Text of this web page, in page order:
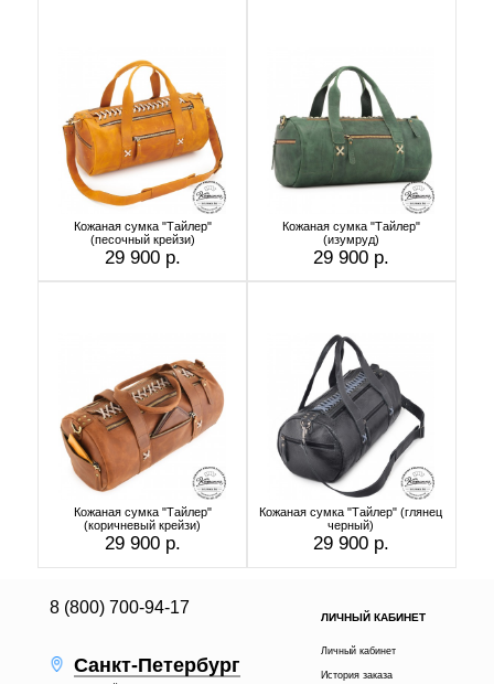
Кожаная сумка "Тайлер"
(песочный крейзи)
29 900 р.
Кожаная сумка "Тайлер"
(изумруд)
29 900 р.
Кожаная сумка "Тайлер"
(коричневый крейзи)
29 900 р.
Кожаная сумка "Тайлер" (глянец
черный)
29 900 р.
8 (800) 700-94-17
Санкт-Петербург
ЛИЧНЫЙ КАБИНЕТ
Личный кабинет
История заказа